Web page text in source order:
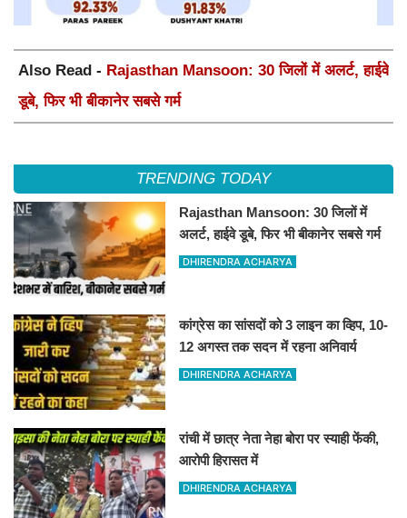
Also Read - Rajasthan Mansoon: 30 जिलों में अलर्ट, हाईवे
डूबे, फिर भी बीकानेर सबसे गर्म
TRENDING TODAY
Rajasthan Mansoon: 30 जिलों में
अलर्ट, हाईवे डूबे, फिर भी बीकानेर सबसे गर्म
DHIRENDRA ACHARYA
कांग्रेस का सांसदों को 3 लाइन का व्हिप, 10-
12 अगस्त तक सदन में रहना अनिवार्य
DHIRENDRA ACHARYA
रांची में छात्र नेता नेहा बोरा पर स्याही फेंकी,
आरोपी हिरासत में
DHIRENDRA ACHARYA